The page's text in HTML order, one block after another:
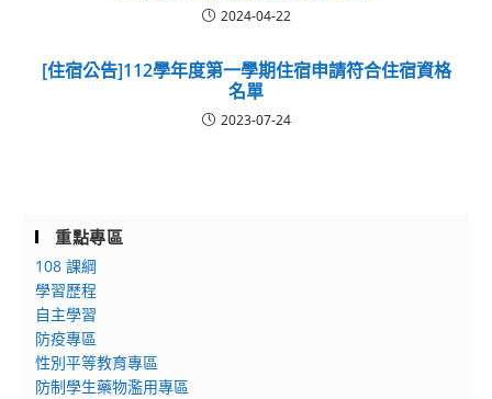
2024-04-22
[住宿公告]112學年度第一學期住宿申請符合住宿資格
名單
2023-07-24
重點專區
108 課綱
學習歷程
自主學習
防疫專區
性別平等教育專區
防制學生藥物濫用專區